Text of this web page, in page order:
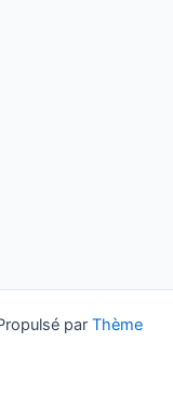
par Thème